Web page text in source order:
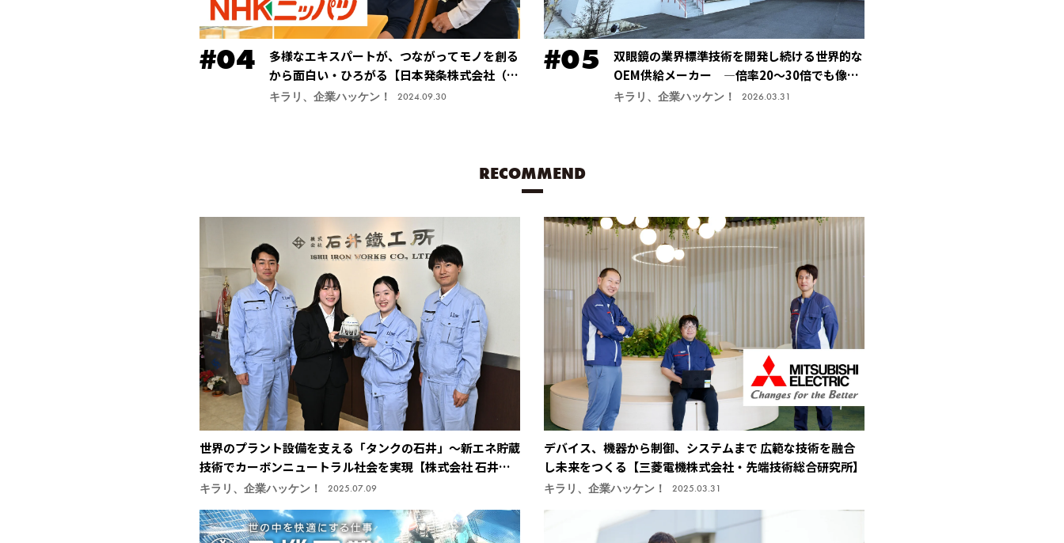
多様なエキスパートが、つながってモノを創る
から面白い・ひろがる【日本発条株式会社（ニ
ッパツ）】
キラリ、企業ハッケン！ 2024.09.30
双眼鏡の業界標準技術を開発し続ける世界的な
OEM供給メーカー ―倍率20～30倍でも像が
安定する手振れ防止技術で特許取得、今後の主
キラリ、企業ハッケン！ 2026.03.31
RECOMMEND
世界のプラント設備を支える「タンクの石井」～新エネ貯蔵
技術でカーボンニュートラル社会を実現【株式会社 石井鐵
工所】
キラリ、企業ハッケン！ 2025.07.09
デバイス、機器から制御、システムまで 広範な技術を融合
し未来をつくる【三菱電機株式会社・先端技術総合研究所】
キラリ、企業ハッケン！ 2025.03.31